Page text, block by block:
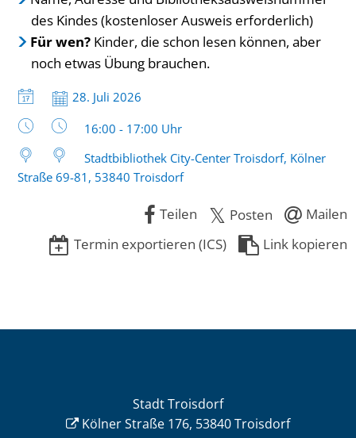
des Kindes (kostenloser Ausweis erforderlich)
Für wen? Kinder, die schon lesen können, aber
noch etwas Übung brauchen.
Datum:
28. Juli 2026
Uhrzeit:
16:00 - 17:00 Uhr
Stadtbibliothek City-Center Troisdorf, Kölner
Straße 69-81, 53840 Troisdorf
Teilen Posten
Mailen
Termin exportieren (ICS)
Link kopieren
Stadt Troisdorf
Kölner Straße 176, 53840 Troisdorf